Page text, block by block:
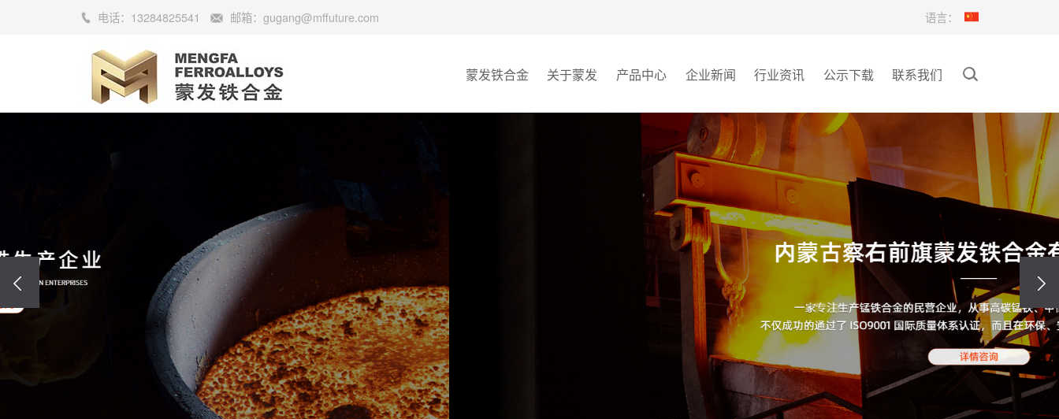
电话： 13284825541 邮箱：gugang@mffuture.com 语言：
蒙发铁合金 关于蒙发 产品中心 企业新闻 行业资讯 公示下载 联系我们